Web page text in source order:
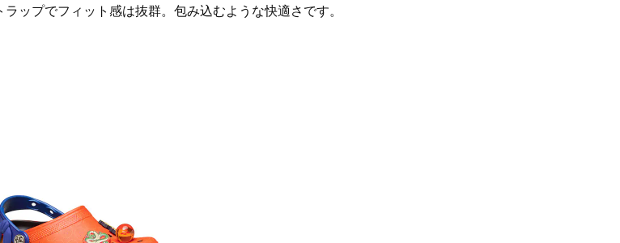
ップでフィット感は抜群。包み込むような快適さです。